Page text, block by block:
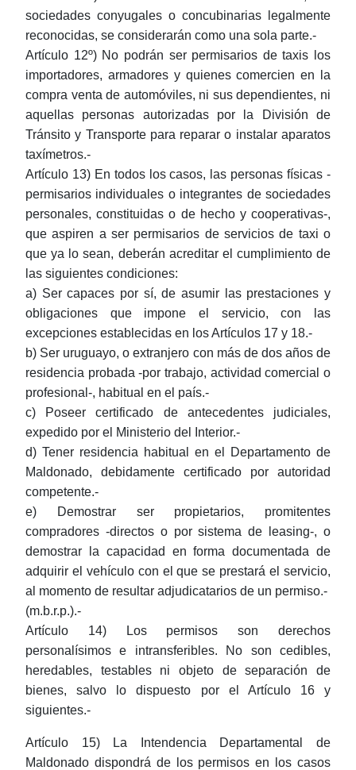
sociedades conyugales o concubinarias legalmente
reconocidas, se considerarán como una sola parte.-
Artículo 12º) No podrán ser permisarios de taxis los
importadores, armadores y quienes comercien en la
compra venta de automóviles, ni sus dependientes, ni
aquellas personas autorizadas por la División de
Tránsito y Transporte para reparar o instalar aparatos
taxímetros.-
Artículo 13) En todos los casos, las personas físicas -
permisarios individuales o integrantes de sociedades
personales, constituidas o de hecho y cooperativas-,
que aspiren a ser permisarios de servicios de taxi o
que ya lo sean, deberán acreditar el cumplimiento de
las siguientes condiciones:
a) Ser capaces por sí, de asumir las prestaciones y
obligaciones que impone el servicio, con las
excepciones establecidas en los Artículos 17 y 18.-
b) Ser uruguayo, o extranjero con más de dos años de
residencia probada -por trabajo, actividad comercial o
profesional-, habitual en el país.-
c) Poseer certificado de antecedentes judiciales,
expedido por el Ministerio del Interior.-
d) Tener residencia habitual en el Departamento de
Maldonado, debidamente certificado por autoridad
competente.-
e) Demostrar ser propietarios, promitentes
compradores -directos o por sistema de leasing-, o
demostrar la capacidad en forma documentada de
adquirir el vehículo con el que se prestará el servicio,
al momento de resultar adjudicatarios de un permiso.-
(m.b.r.p.).-
Artículo 14) Los permisos son derechos
personalísimos e intransferibles. No son cedibles,
heredables, testables ni objeto de separación de
bienes, salvo lo dispuesto por el Artículo 16 y
siguientes.-
Artículo 15) La Intendencia Departamental de
Maldonado dispondrá de los permisos en los casos